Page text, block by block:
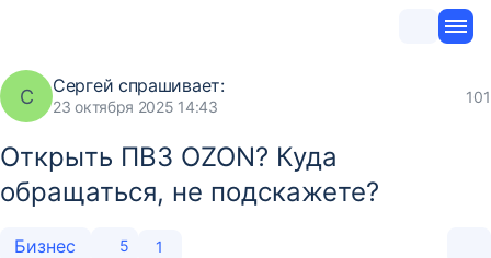
С Сергей спрашивает:
23 октября 2025 14:43
101
Открыть ПВЗ OZON? Куда
обращаться, не подскажете?
Бизнес 5 1